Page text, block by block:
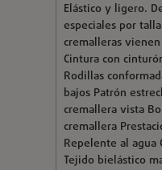
Elástico y ligero.
especiales por
cremalleras
Cintura con
Rodillas
bajos Patrón
cremallera vista
cremallera
Repelente al agua
Tejido bielástico